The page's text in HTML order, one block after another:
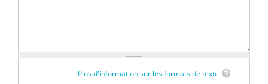
Plus d'information sur les formats de texte